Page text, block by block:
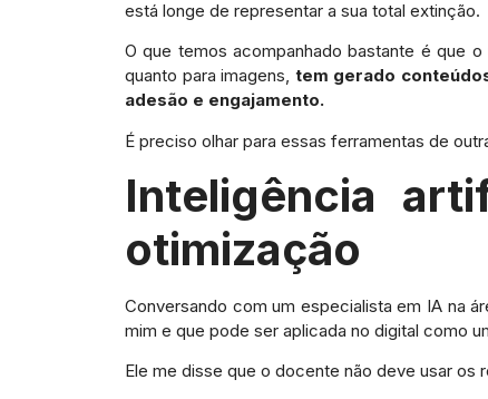
está longe de representar a sua total extinção.
O que temos acompanhado bastante é que
quanto para imagens, tem gerado
adesão e engajamento.
É preciso olhar para essas ferramentas de
Inteligência
otimização
Conversando com um especialista em IA na
mim e que pode ser aplicada no digital como
Ele me disse que o docente não deve usar os